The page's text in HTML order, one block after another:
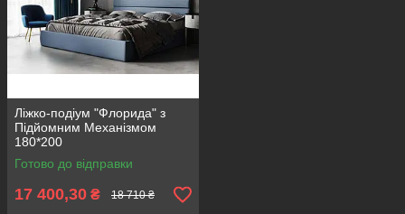
Ліжко-подіум "Флорида" з
Підйомним Механізмом
180*200
Готово до відправки
17 400,30 ₴ 18 710 ₴